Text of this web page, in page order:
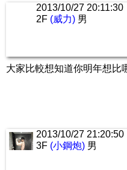
2013/10/27 20:11:30
2F (威力) 男
大家比較想知道你明年想比
2013/10/27 21:20:50
3F (小鋼炮) 男